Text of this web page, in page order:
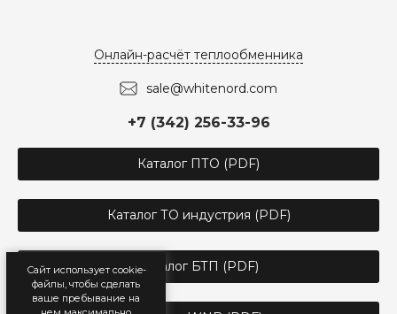
Сайт использует cookie-
файлы, чтобы сделать
ваше пребывание на
Онлайн-расчёт теплообменника
sale@whitenord.com
+7 (342) 256-33-96
Каталог ПТО (PDF)
Каталог ТО индустрия (PDF)
Каталог БТП (PDF)